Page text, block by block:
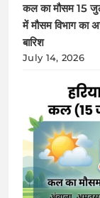
कल का मौसम 15
में मौसम विभाग का
बारिश
July 14, 2026